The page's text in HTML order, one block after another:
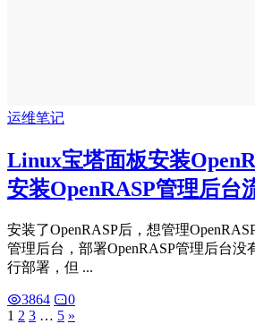
运维笔记
Linux宝塔面板安装
安装OpenRASP管理后台
安装了OpenRASP后，想管理
管理后台，部署OpenRASP管理后台没
行部署，但 ...
3864
0
1 2 3 … 5 »